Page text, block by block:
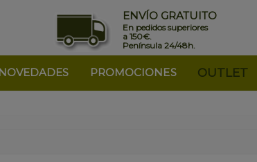
ENVÍO GRATUITO
En pedidos superiores
a 150€.
Península 24/48h.
NOVEDADES PROMOCIONES OUTLET